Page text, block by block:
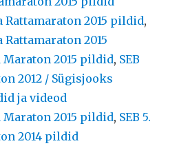
Rattamaraton 2015 pildid,
Rattamaraton 2015
Maraton 2015 pildid, SEB
2012 / Sügisjooks
ja videod
Maraton 2015 pildid, SEB 5.
2014 pildid